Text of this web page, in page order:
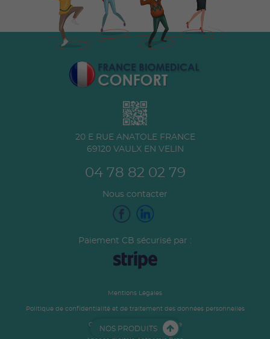
NOS PRODUITS
20 E RUE ANATOLE FRANCE
69120 VAULX EN VELIN
04 78 82 02 79
Nous contacter
Paiement CB sécurisé par :
Mentions Légales
Politique de confidentialité et de traitement des données personnelles
Conditions générales de vente